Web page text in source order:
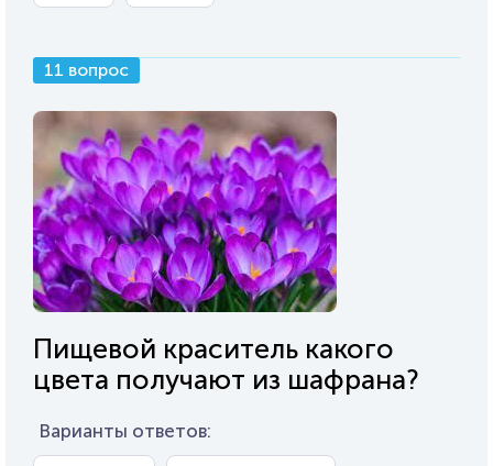
11 вопрос
Пищевой краситель какого
цвета получают из шафрана?
Варианты ответов: